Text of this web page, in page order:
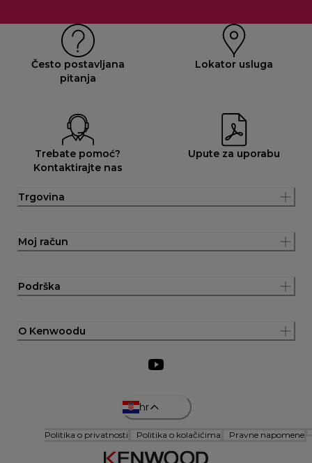
Često postavljana
pitanja
Lokator usluga
Trebate pomoć?
Kontaktirajte nas
Upute za uporabu
Trgovina
Moj račun
Podrška
O Kenwoodu
hr
Politika o privatnosti Politika o kolačićima Pravne napomene